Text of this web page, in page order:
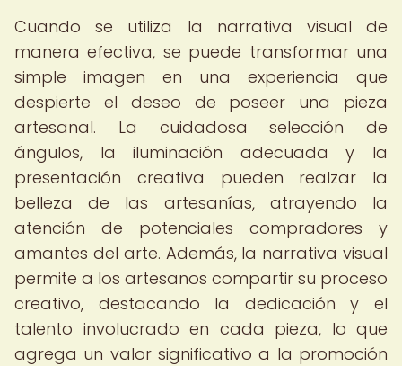
Cuando se utiliza la narrativa visual de
manera efectiva, se puede transformar una
simple imagen en una experiencia que
despierte el deseo de poseer una pieza
artesanal. La cuidadosa selección de
ángulos, la iluminación adecuada y la
presentación creativa pueden realzar la
belleza de las artesanías, atrayendo la
atención de potenciales compradores y
amantes del arte. Además, la narrativa visual
permite a los artesanos compartir su proceso
creativo, destacando la dedicación y el
talento involucrado en cada pieza, lo que
agrega un valor significativo a la promoción